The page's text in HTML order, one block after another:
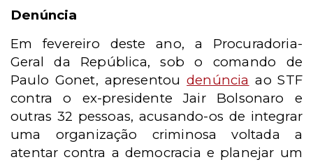
Denúncia
Em fevereiro deste ano, a Procuradoria-
Geral da República, sob o comando de
Paulo Gonet, apresentoudenúncia ao STF
contra o ex-presidente Jair Bolsonaro e
outras 32 pessoas, acusando-os de integrar
uma organização criminosa voltada a
atentar contra a democracia e planejar um